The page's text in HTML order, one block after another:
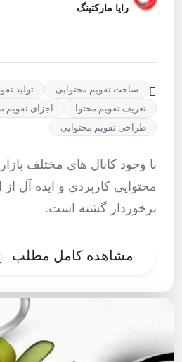
رایا مارکتینگ
ساخت تقویم محتوایی
تولید
تعریف تقویم محتوا
اجزای تقویم
طراحی تقویم محتوایی
با وجود کانال های مختلف
محتوایی کاربردی و ایده آل
برخوردار گشته است.
مشاهده کامل مطلب